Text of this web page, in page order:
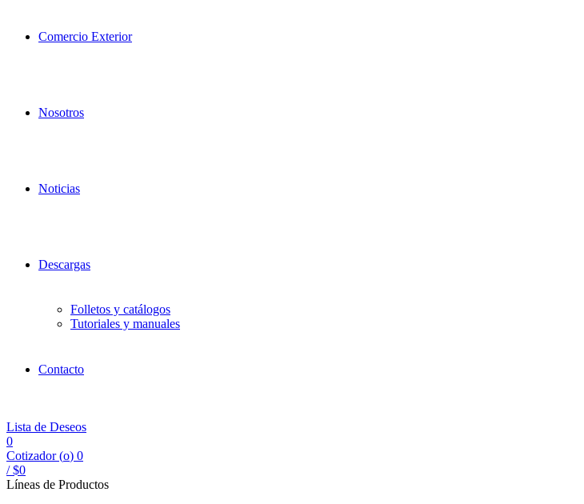
Comercio Exterior
Nosotros
Noticias
Descargas
Folletos y catálogos
Tutoriales y manuales
Contacto
Lista de Deseos
0
Cotizador (o) 0
/ $0
Líneas de Productos